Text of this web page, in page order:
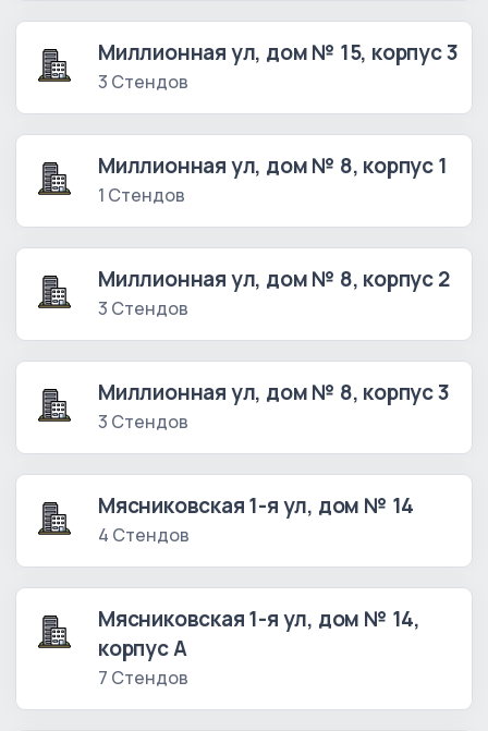
Миллионная ул, дом № 15, корпус 3
3 Стендов
Миллионная ул, дом № 8, корпус 1
1 Стендов
Миллионная ул, дом № 8, корпус 2
3 Стендов
Миллионная ул, дом № 8, корпус 3
3 Стендов
Мясниковская 1-я ул, дом № 14
4 Стендов
Мясниковская 1-я ул, дом № 14,
корпус А
7 Стендов